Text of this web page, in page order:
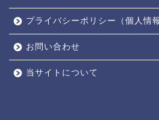
プライバシーポリシー（個人情
お問い合わせ
当サイトについて